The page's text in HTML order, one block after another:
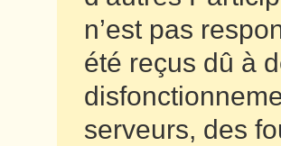
n’est pas
été reçus dû à
serveurs, des